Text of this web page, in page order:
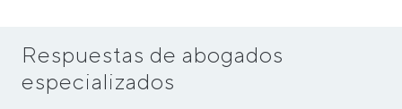
Respuestas de abogados
especializados